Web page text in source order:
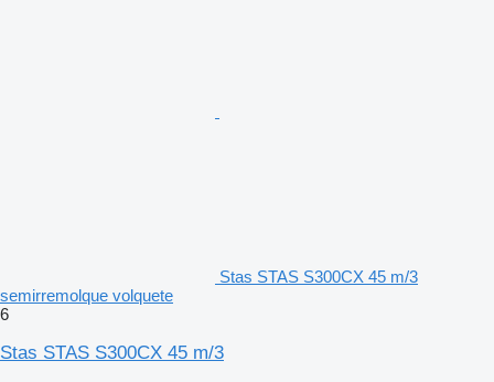
Stas STAS S300CX 45 m/3
semirremolque volquete
6
Stas STAS S300CX 45 m/3